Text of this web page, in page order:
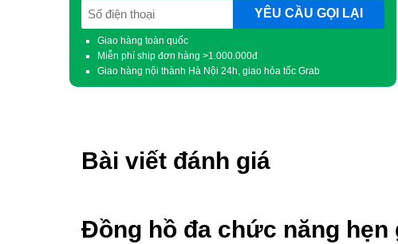
SĐT
(Required)
Giao hàng toàn quốc
Miễn phí ship đơn hàng >1.000.000đ
Giao hàng nội thành Hà Nội 24h, giao hỏa tốc Grab
Bài viết đánh giá
Đồng hồ đa chức năng